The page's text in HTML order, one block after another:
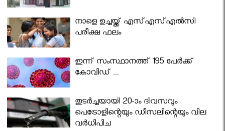
നാളെ ഉച്ചയ്ക്ക് എസ്എസ്എല്‍സി
പരീക്ഷ ഫലം
ഇന്ന് സംസ്ഥാനത്ത് 195 പേര്‍ക്ക്
കോവിഡ് ...
തുടർച്ചയായി 20-ാം ദിവസവും
പെട്രോളിന്റെയും ഡീസലിന്റെയും വില
വര്‍ധിപ്പിച്ചു